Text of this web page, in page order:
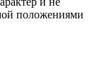
положениями